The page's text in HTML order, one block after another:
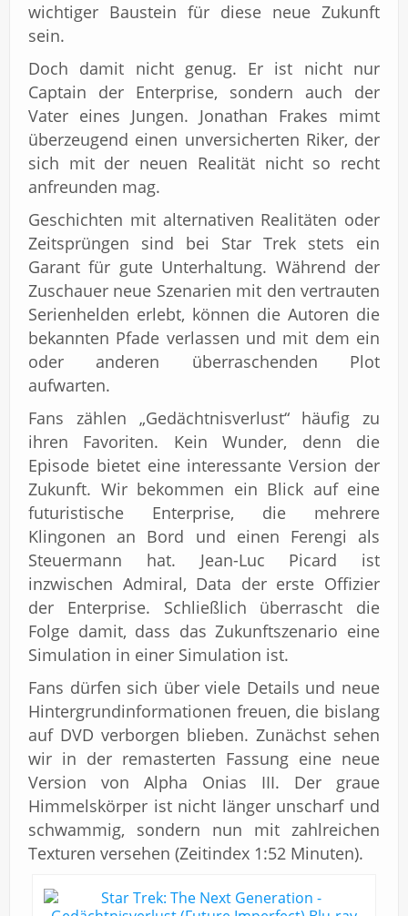
wichtiger Baustein für diese neue Zukunft
sein.
Doch damit nicht genug. Er ist nicht nur
Captain der Enterprise, sondern auch der
Vater eines Jungen. Jonathan Frakes mimt
überzeugend einen unversicherten Riker, der
sich mit der neuen Realität nicht so recht
anfreunden mag.
Geschichten mit alternativen Realitäten oder
Zeitsprüngen sind bei Star Trek stets ein
Garant für gute Unterhaltung. Während der
Zuschauer neue Szenarien mit den vertrauten
Serienhelden erlebt, können die Autoren die
bekannten Pfade verlassen und mit dem ein
oder anderen überraschenden Plot
aufwarten.
Fans zählen „Gedächtnisverlust“ häufig zu
ihren Favoriten. Kein Wunder, denn die
Episode bietet eine interessante Version der
Zukunft. Wir bekommen ein Blick auf eine
futuristische Enterprise, die mehrere
Klingonen an Bord und einen Ferengi als
Steuermann hat. Jean-Luc Picard ist
inzwischen Admiral, Data der erste Offizier
der Enterprise. Schließlich überrascht die
Folge damit, dass das Zukunftszenario eine
Simulation in einer Simulation ist.
Fans dürfen sich über viele Details und neue
Hintergrundinformationen freuen, die bislang
auf DVD verborgen blieben. Zunächst sehen
wir in der remasterten Fassung eine neue
Version von Alpha Onias III. Der graue
Himmelskörper ist nicht länger unscharf und
schwammig, sondern nun mit zahlreichen
Texturen versehen (Zeitindex 1:52 Minuten).